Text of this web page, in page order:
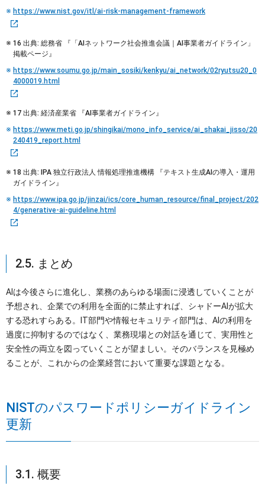
https://www.nist.gov/itl/ai-risk-management-framework
16 出典: 総務省 『「AIネットワーク社会推進会議｜AI事業者ガイドライン」
掲載ページ』
https://www.soumu.go.jp/main_sosiki/kenkyu/ai_network/02ryutsu20_0
4000019.html
17 出典: 経済産業省 『AI事業者ガイドライン』
https://www.meti.go.jp/shingikai/mono_info_service/ai_shakai_jisso/20
240419_report.html
18 出典: IPA 独立行政法人 情報処理推進機構 『テキスト生成AIの導入・運用
ガイドライン』
https://www.ipa.go.jp/jinzai/ics/core_human_resource/final_project/202
4/generative-ai-guideline.html
2.5. まとめ
AIは今後さらに進化し、業務のあらゆる場面に浸透していくことが
予想され、企業での利用を全面的に禁止すれば、シャドーAIが拡大
する恐れすらある。IT部門や情報セキュリティ部門は、AIの利用を
過度に抑制するのではなく、業務現場との対話を通じて、実用性と
安全性の両立を図っていくことが望ましい。そのバランスを見極め
ることが、これからの企業経営において重要な課題となる。
NISTのパスワードポリシーガイドライン
更新
3.1. 概要